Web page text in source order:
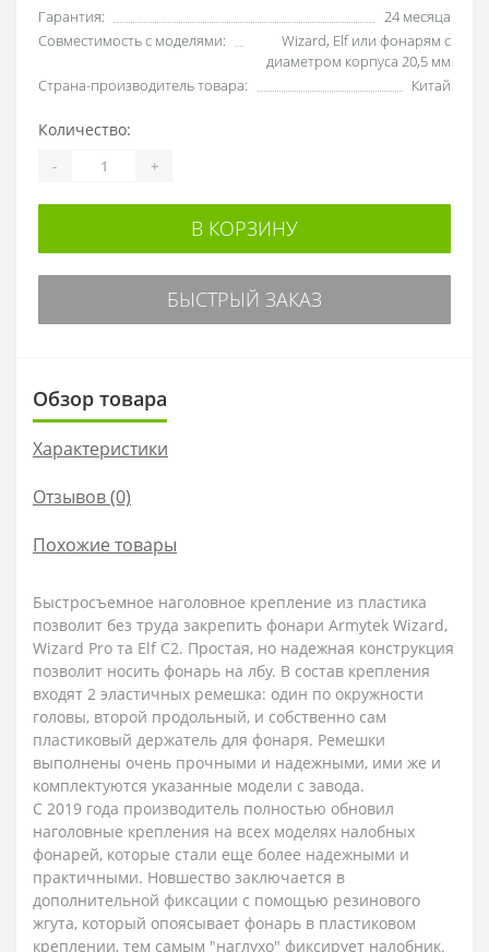
Гарантия:
24 месяца
Совместимость с моделями:
Wizard, Elf или фонарям с
диаметром корпуса 20,5 мм
Страна-производитель товара:
Китай
Количество:
- +
В КОРЗИНУ
БЫСТРЫЙ ЗАКАЗ
Обзор товара
Характеристики
Отзывов (0)
Похожие товары
Быстросъемное наголовное крепление из пластика
позволит без труда закрепить фонари Armytek Wizard,
Wizard Pro та Elf C2. Простая, но надежная конструкция
позволит носить фонарь на лбу. В состав крепления
входят 2 эластичных ремешка: один по окружности
головы, второй продольный, и собственно сам
пластиковый держатель для фонаря. Ремешки
выполнены очень прочными и надежными, ими же и
комплектуются указанные модели с завода.
С 2019 года производитель полностью обновил
наголовные крепления на всех моделях налобных
фонарей, которые стали еще более надежными и
практичными. Новшество заключается в
дополнительной фиксации с помощью резинового
жгута, который опоясывает фонарь в пластиковом
креплении, тем самым "наглухо" фиксирует налобник.